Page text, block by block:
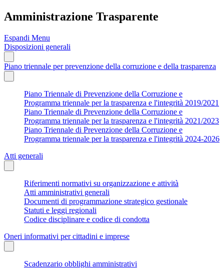
Amministrazione Trasparente
Espandi Menu
Disposizioni generali
Piano triennale per prevenzione della corruzione e della trasparenza
Piano Triennale di Prevenzione della Corruzione e
Programma triennale per la trasparenza e l'integrità 2019/2021
Piano Triennale di Prevenzione della Corruzione e
Programma triennale per la trasparenza e l'integrità 2021/2023
Piano Triennale di Prevenzione della Corruzione e
Programma triennale per la trasparenza e l'integrità 2024-2026
Atti generali
Riferimenti normativi su organizzazione e attività
Atti amministrativi generali
Documenti di programmazione strategico gestionale
Statuti e leggi regionali
Codice disciplinare e codice di condotta
Oneri informativi per cittadini e imprese
Scadenzario obblighi amministrativi